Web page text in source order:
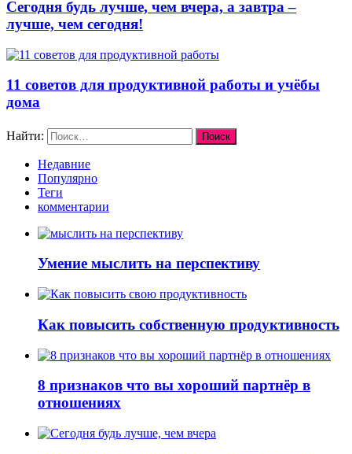
Сегодня будь лучше, чем вчера, а завтра –
лучше, чем сегодня!
11 советов для продуктивной работы и учёбы
дома
Найти:
Недавние
Популярно
Теги
комментарии
Умение мыслить на перспективу
Как повысить собственную продуктивность
8 признаков что вы хороший партнёр в
отношениях